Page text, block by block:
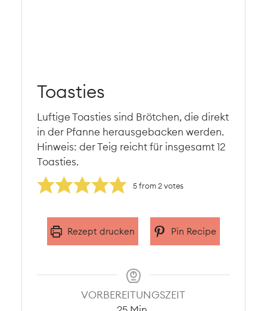
Toasties
Luftige Toasties sind Brötchen, die direkt
in der Pfanne herausgebacken werden.
Hinweis: der Teig reicht für insgesamt 12
Toasties.
5from2votes
Rezept drucken Pin Recipe
VORBEREITUNGSZEIT